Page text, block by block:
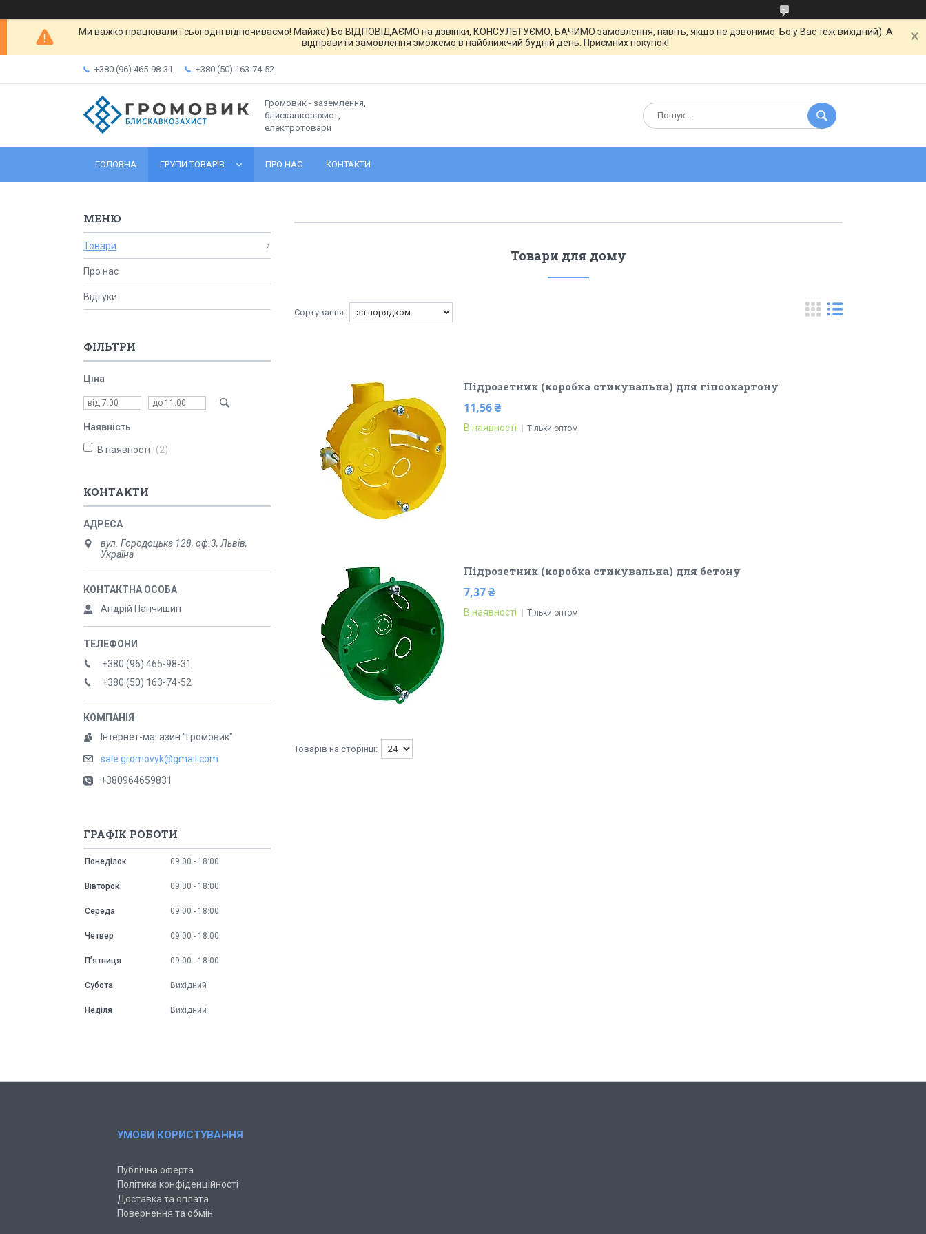
Ми важко працювали і сьогодні відпочиваємо! Майже) Бо ВІДПОВІДАЄМО на дзвінки, КОНСУЛЬТУЄМО, БАЧИМО замовлення, навіть, якщо не дзвонимо. Бо у Вас теж вихідний). А
відправити замовлення зможемо в найближчий будній день. Приємних покупок!
+380 (96) 465-98-31 +380 (50) 163-74-52
Громовик - заземлення,
блискавкозахист,
електротовари
ГОЛОВНА ГРУПИ ТОВАРІВ ПРО НАС КОНТАКТИ
Товари для дому
Підрозетник (коробка стикувальна) для гіпсокартону
11,56 ₴
В наявності Тільки оптом
Підрозетник (коробка стикувальна) для бетону
7,37 ₴
В наявності Тільки оптом
Товари
Про нас
Відгуки
ФІЛЬТРИ
Ціна
Наявність
В наявності 2
КОНТАКТИ
вул. Городоцька 128, оф.3, Львів,
Україна
Андрій Панчишин
+380 (96) 465-98-31
+380 (50) 163-74-52
Інтернет-магазин "Громовик"
sale.gromovyk@gmail.com
+380964659831
ГРАФІК РОБОТИ
Понеділок 09:00 18:00
Вівторок 09:00 18:00
Середа 09:00 18:00
Четвер 09:00 18:00
Пʼятниця 09:00 18:00
Субота Вихідний
Неділя Вихідний
УМОВИ КОРИСТУВАННЯ
Публічна оферта
Політика конфіденційності
Доставка та оплата
Повернення та обмін